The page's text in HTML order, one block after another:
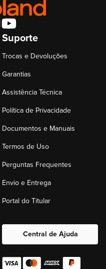
Suporte
Trocas e Devoluções
Garantias
Assistência Técnica
Política de Privacidade
Documentos e Manuais
Termos de Uso
Perguntas Frequentes
Envio e Entrega
Portal do Titular
Central de Ajuda